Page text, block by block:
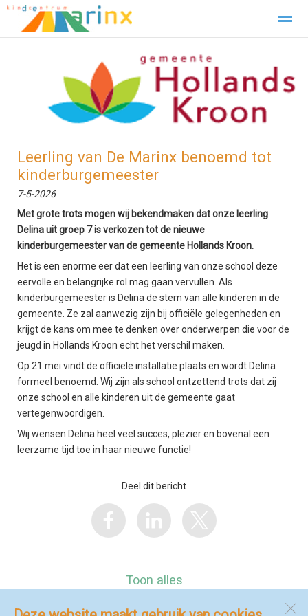
Contact
Home Zoeken Foto's Facebook
Leerling van De Marinx benoemd tot
kinderburgemeester
7-5-2026
Met grote trots mogen wij bekendmaken dat onze leerling
Delina uit groep 7 is verkozen tot de nieuwe
kinderburgemeester van de gemeente Hollands Kroon.
Het is een enorme eer dat een leerling van onze school deze
eervolle en belangrijke rol mag gaan vervullen. Als
kinderburgemeester is Delina de stem van alle kinderen in de
gemeente. Ze zal aanwezig zijn bij officiële gelegenheden en
krijgt de kans om mee te denken over onderwerpen die voor de
jeugd in Hollands Kroon echt het verschil maken.
Op 21 mei vindt de officiële installatie plaats en wordt Delina
formeel benoemd. Wij zijn als school ontzettend trots dat zij
onze school en alle kinderen uit de gemeente gaat
vertegenwoordigen.
Wij wensen Delina heel veel succes, plezier en bovenal een
leerzame tijd toe in haar nieuwe functie!
Deel dit bericht
Toon alles